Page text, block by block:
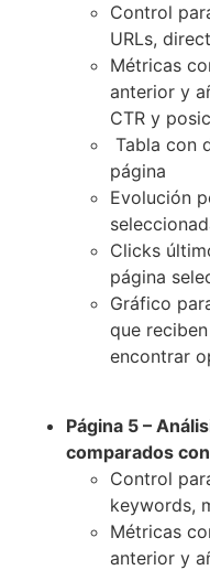
Control
URLs,
Métricas
anterior y
CTR y
Tabla con
página
Evolución
Clicks
página
Gráfico
que
encontrar
Página 5 –
comparados
Control
keywords,
Métricas
anterior y